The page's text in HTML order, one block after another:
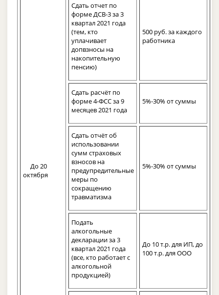
До 20
октября
Сдать отчет по
форме ДСВ-3 за 3
квартал 2021 года
(тем, кто
уплачивает
допвзносы на
накопительную
пенсию)
500 руб. за каждого
работника
Сдать расчёт по
форме 4-ФСС за 9
месяцев 2021 года
5%-30% от суммы
Сдать отчёт об
использовании
сумм страховых
взносов на
предупредительные
меры по
сокращению
травматизма
5%-30% от суммы
Подать
алкогольные
декларации за 3
квартал 2021 года
(все, кто работает с
алкогольной
продукцией)
До 10 т.р. для ИП, до
100 т.р. для ООО